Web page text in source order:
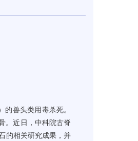
的兽头类用毒杀死。
。近日，中科院古脊
的相关研究成果，并